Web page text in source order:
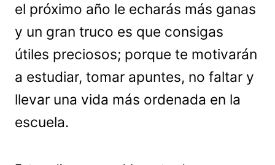
el próximo año le echarás más ganas
y un gran truco es que consigas
útiles preciosos; porque te motivarán
a estudiar, tomar apuntes, no faltar y
llevar una vida más ordenada en la
escuela.